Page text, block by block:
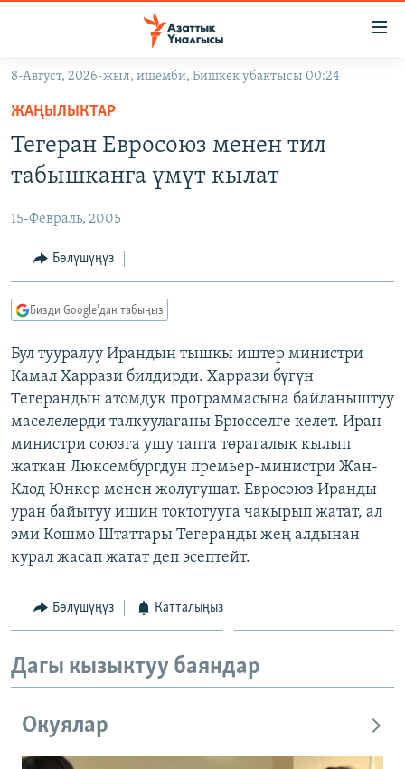
Навигацияга
өтүңүз
Издөөгө
салыңызКЫРГЫЗСТАН
ЭКОНОМИКА
МАДАНИЯТ
ДҮЙНӨ
БОРБОР АЗИЯ
АТАЙЫН ИЛИКТӨӨ
ТВ ПРОГРАММАЛАР
ЭКСПЕРТТЕР ТАЛДАЙТ
БИЗ ЖАНА ДҮЙНӨ
ДАНИСТЕ
ЭЖЕ-СИҢДИЛЕР
АЗАТТЫК+
ЫҢГАЙСЫЗ СУРООЛОР
ӨЗГӨЧӨ ПИКИР
Русский
ОНЛАЙН ШЕРИНЕ
ЭЕ/АРнун бардык сайттары
8-Август, 2026-жыл, ишемби, Бишкек убактысы 00:24
ЖАҢЫЛЫКТАР
Тегеран Евросоюз менен тил
табышканга үмүт кылат
15-Февраль, 2005
Бөлүшүңүз
Бизди Google'дан табыңыз
Бул тууралуу Ирандын тышкы иштер министри
Камал Харрази билдирди. Харрази бүгүн
Тегерандын атомдук программасына байланыштуу
маселелерди талкуулаганы Брюсселге келет. Иран
министри союзга ушу тапта төрагалык кылып
жаткан Люксембургдун премьер-министри Жан-
Клод Юнкер менен жолугушат. Евросоюз Иранды
уран байытуу ишин токтотууга чакырып жатат, ал
эми Кошмо Штаттары Тегеранды жең алдынан
курал жасап жатат деп эсептейт.
Бөлүшүңүз Катталыңыз
Дагы кызыктуу баяндар
Окуялар